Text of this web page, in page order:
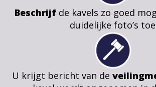
Beschrijfde kavels zo goed
duidelijke foto’s toe
U krijgt bericht van de